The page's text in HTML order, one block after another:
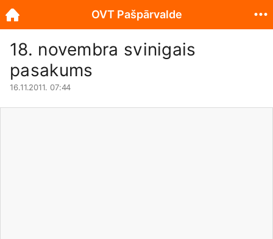
18. novembra svinigais
pasakums
16.11.2011. 07:44
OVT Pašpārvalde